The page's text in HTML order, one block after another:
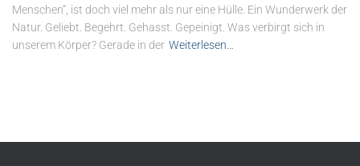
Menschen“, ist doch viel mehr als nur eine Hülle. Ein Wunderwerk der
Natur. Geliebt. Begehrt. Gehasst. Gepeinigt. Was verbirgt sich in
unserem Körper? Gerade in der Weiterlesen…